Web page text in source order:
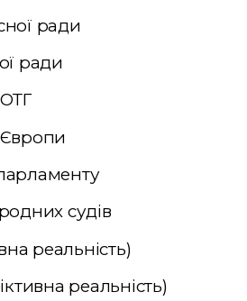
ради
ради
судів
реальність)
реальність)